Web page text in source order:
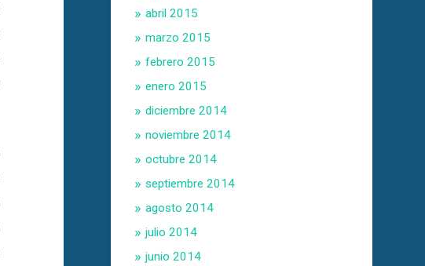
abril 2015
marzo 2015
febrero 2015
enero 2015
diciembre 2014
noviembre 2014
octubre 2014
septiembre 2014
agosto 2014
julio 2014
junio 2014